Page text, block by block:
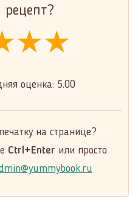
оценка: 5.00
на странице?
Ctrl+Enter или просто